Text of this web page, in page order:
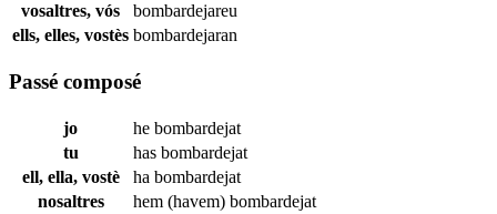
vosaltres, vós
bombardejareu
ells, elles, vostès bombardejaran
Passé composé
jo he bombardejat
tu
has bombardejat
ell, ella, vostè
ha bombardejat
nosaltres
hem (havem) bombardejat